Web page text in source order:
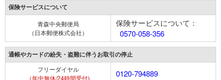
保険サービスについて
青森中央郵便局
（日本郵便株式会社）
保険サービスについて：
0570-058-356
通帳やカードの紛失・盗難に伴うお取引の停止
フリーダイヤル
（年中無休/24時間受付)
0120-794889